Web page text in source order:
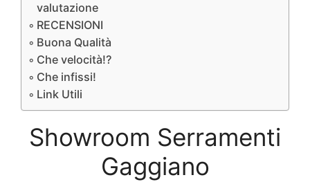
valutazione
RECENSIONI
Buona Qualità
Che velocità!?
Che infissi!
Link Utili
Showroom Serramenti
Gaggiano